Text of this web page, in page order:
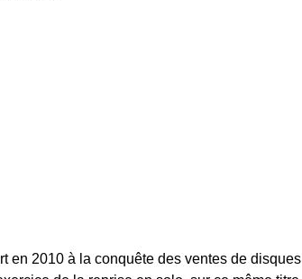
en 2010 à la conquête des ventes de